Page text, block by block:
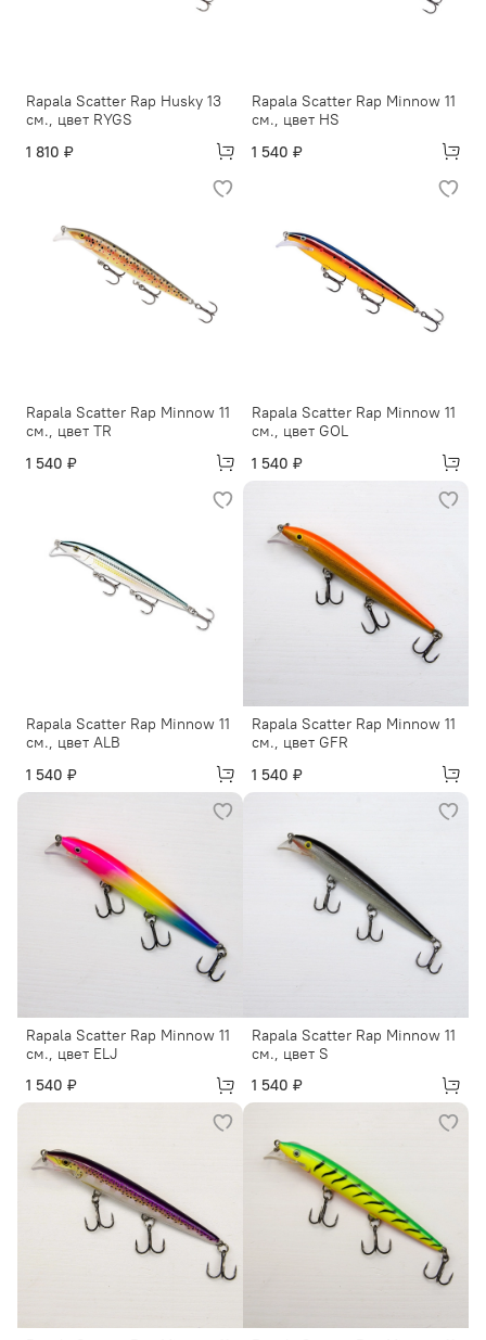
Rapala Scatter Rap Husky 13
см., цвет RYGS
1 810 ₽
Rapala Scatter Rap Minnow 11
см., цвет HS
1 540 ₽
Rapala Scatter Rap Minnow 11
см., цвет TR
1 540 ₽
Rapala Scatter Rap Minnow 11
см., цвет GOL
1 540 ₽
Rapala Scatter Rap Minnow 11
см., цвет ALB
1 540 ₽
Rapala Scatter Rap Minnow 11
см., цвет GFR
1 540 ₽
Rapala Scatter Rap Minnow 11
см., цвет ELJ
1 540 ₽
Rapala Scatter Rap Minnow 11
см., цвет S
1 540 ₽